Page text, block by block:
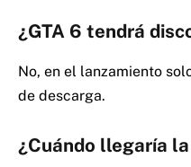
¿GTA 6 tendrá
No, en el lanzamiento
de descarga.
¿Cuándo llegaría